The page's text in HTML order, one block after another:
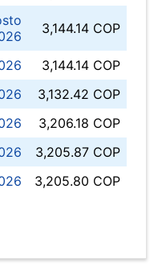
3,144.14 COP
3,144.14 COP
3,132.42 COP
3,206.18 COP
3,205.87 COP
3,205.80 COP